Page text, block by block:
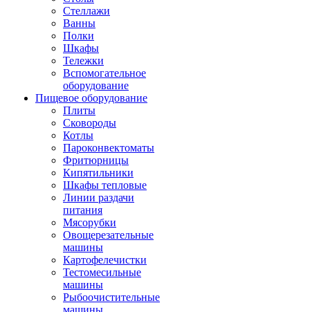
Стеллажи
Ванны
Полки
Шкафы
Тележки
Вспомогательное
оборудование
Пищевое оборудование
Плиты
Сковороды
Котлы
Пароконвектоматы
Фритюрницы
Кипятильники
Шкафы тепловые
Линии раздачи
питания
Мясорубки
Овощерезательные
машины
Картофелечистки
Тестомесильные
машины
Рыбоочистительные
машины